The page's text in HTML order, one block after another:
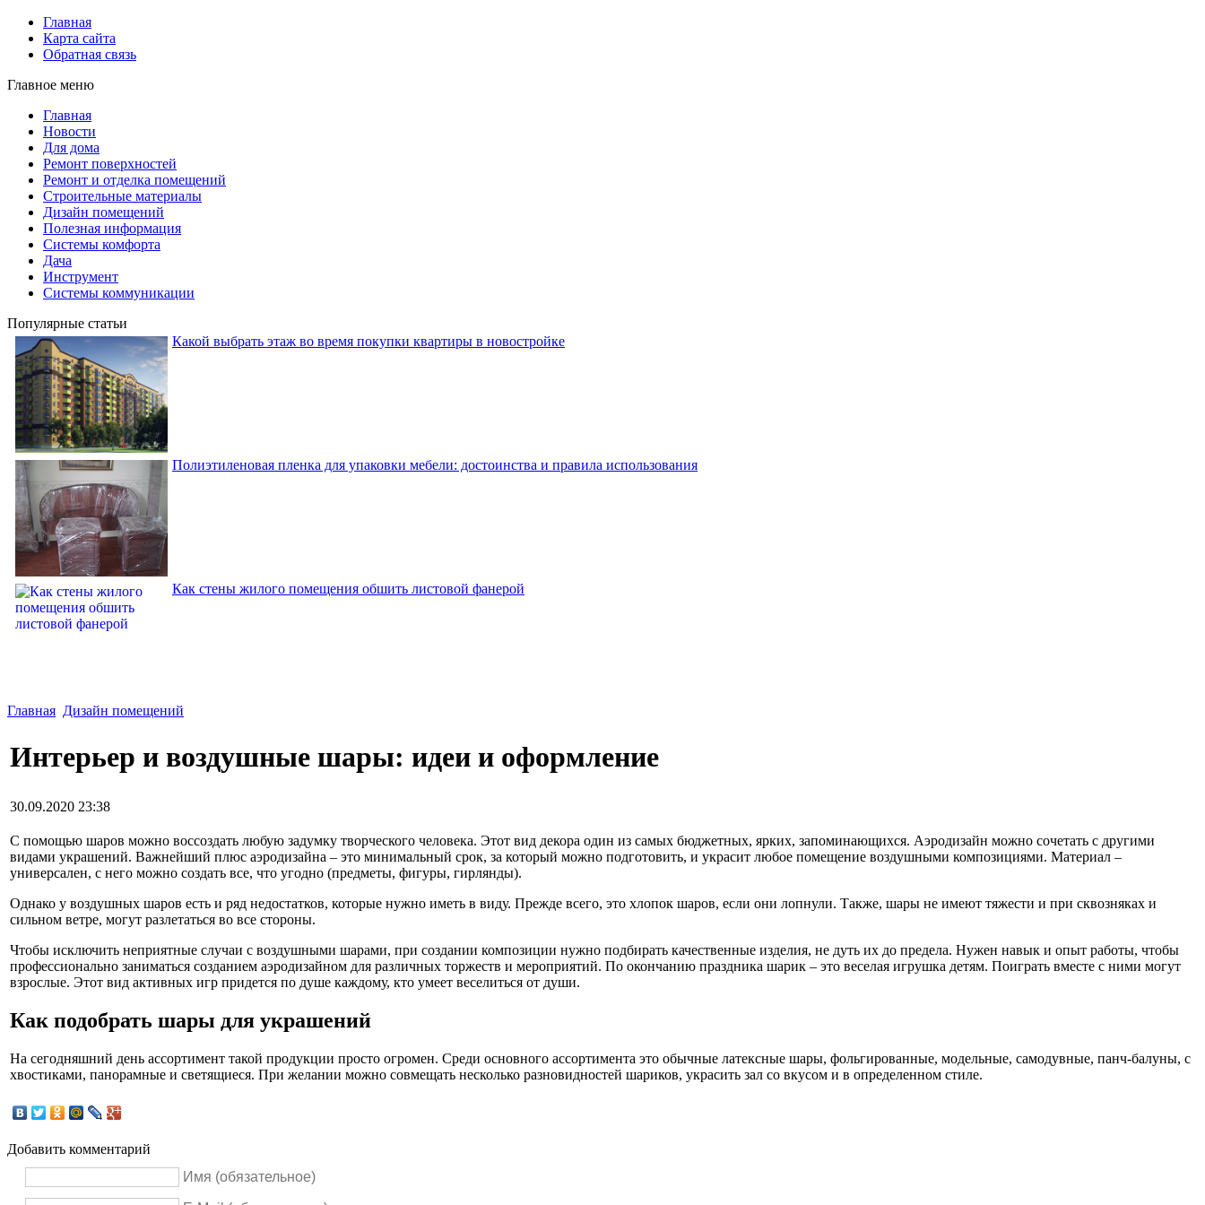
Главная
Карта сайта
Обратная связь
Главное меню
Главная
Новости
Для дома
Ремонт поверхностей
Ремонт и отделка помещений
Строительные материалы
Дизайн помещений
Полезная информация
Системы комфорта
Дача
Инструмент
Системы коммуникации
Популярные статьи
Какой выбрать этаж во время покупки квартиры в новостройке
Полиэтиленовая пленка для упаковки мебели: достоинства и правила использования
Как стены жилого помещения обшить листовой фанерой
Главная Дизайн помещений
Интерьер и воздушные шары: идеи и оформление
30.09.2020 23:38
С помощью шаров можно воссоздать любую задумку творческого человека. Этот вид декора один из самых бюджетных, ярких, запоминающихся. Аэродизайн можно сочетать с другими
видами украшений. Важнейший плюс аэродизайна – это минимальный срок, за который можно подготовить, и украсит любое помещение воздушными композициями. Материал –
универсален, с него можно создать все, что угодно (предметы, фигуры, гирлянды).
Однако у воздушных шаров есть и ряд недостатков, которые нужно иметь в виду. Прежде всего, это хлопок шаров, если они лопнули. Также, шары не имеют тяжести и при сквозняках и
сильном ветре, могут разлетаться во все стороны.
Чтобы исключить неприятные случаи с воздушными шарами, при создании композиции нужно подбирать качественные изделия, не дуть их до предела. Нужен навык и опыт работы, чтобы
профессионально заниматься созданием аэродизайном для различных торжеств и мероприятий. По окончанию праздника шарик – это веселая игрушка детям. Поиграть вместе с ними могут
взрослые. Этот вид активных игр придется по душе каждому, кто умеет веселиться от души.
Как подобрать шары для украшений
На сегодняшний день ассортимент такой продукции просто огромен. Среди основного ассортимента это обычные латексные шары, фольгированные, модельные, самодувные, панч-балуны, с
хвостиками, панорамные и светящиеся. При желании можно совмещать несколько разновидностей шариков, украсить зал со вкусом и в определенном стиле.
Добавить комментарий
Имя (обязательное)